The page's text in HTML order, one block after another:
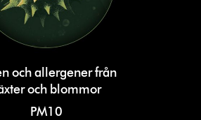
och allergener från
och blommor
PM10